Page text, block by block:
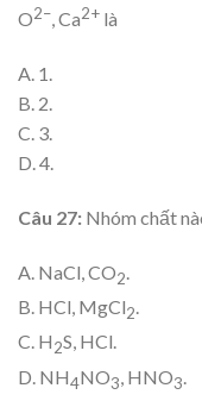
O2–, Ca2+ là
A. 1.
B. 2.
C. 3.
D. 4.
Câu 27: Nhóm chất
A. NaCl, CO2.
B. HCl, MgCl2.
C. H2S, HCl.
D. NH4NO3 , HNO3